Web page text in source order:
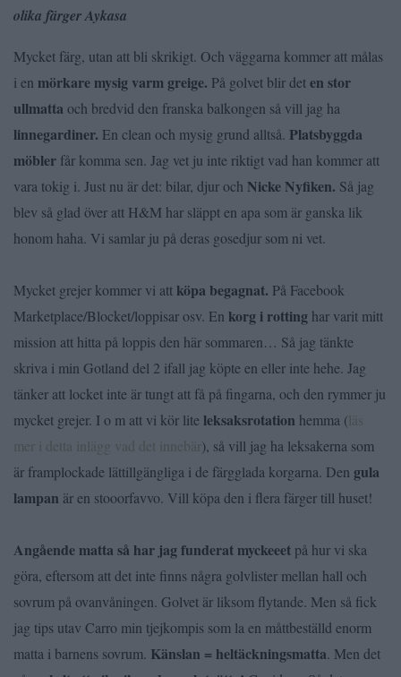
olika färger Aykasa
Mycket färg, utan att bli skrikigt. Och väggarna kommer att målas
i en mörkare mysig varm greige. På golvet blir deten stor
ullmatta och bredvid den franska balkongen så vill jag ha
linnegardiner. En clean och mysig grund alltså. Platsbyggda
möbler får komma sen. Jag vet ju inte riktigt vad han kommer att
vara tokig i. Just nu är det: bilar, djur och Nicke Nyfiken. Så jag
blev så glad över att H&M har släppt en apa som är ganska lik
honom haha. Vi samlar ju på deras gosedjur som ni vet.
Mycket grejer kommer vi att köpa begagnat. På Facebook
Marketplace/Blocket/loppisar osv. En korg i rotting har varit mitt
mission att hitta på loppis den här sommaren… Så jag tänkte
skriva i min Gotland del 2 ifall jag köpte en eller inte hehe. Jag
tänker att locket inte är tungt att få på fingarna, och den rymmer ju
mycket grejer. I o m att vi kör lite leksaksrotation hemma ( läs
mer i detta inlägg vad det innebär ), så vill jag ha leksakerna som
är framplockade lättillgängliga i de färgglada korgarna. Den gula
lampan är en stooorfavvo. Vill köpa den i flera färger till huset!
Angående matta så har jag funderat myckeeet på hur vi ska
göra, eftersom att det inte finns några golvlister mellan hall och
sovrum på ovanvåningen. Golvet är liksom flytande. Men så fick
jag tips utav Carro min tjejkompis som la en måttbeställd enorm
matta i barnens sovrum. Känslan = heltäckningsmatta. Men det